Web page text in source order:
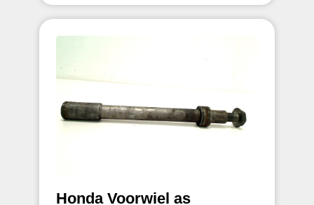
Honda Voorwiel as